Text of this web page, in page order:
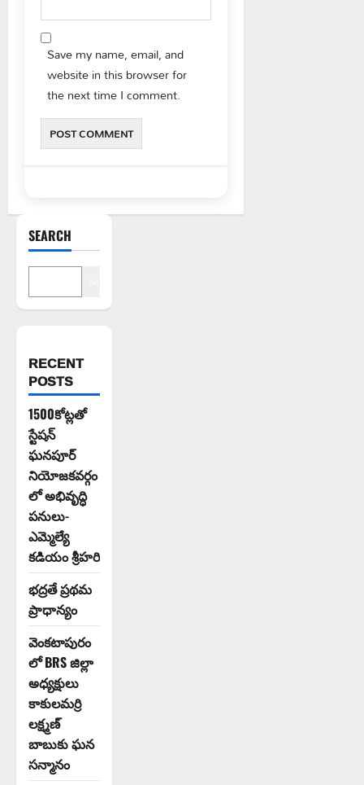
Save my name, email, and
website in this browser for
the next time I comment.
SEARCH
RECENT
POSTS
1500కోట్లతో
స్టేషన్
ఘనపూర్
నియోజకవర్గం
లో అభివృద్ధి
పనులు-
ఎమ్మెల్యే
కడియం శ్రీహరి
భద్రతే ప్రథమ
ప్రాధాన్యం
వెంకటాపురం
లో BRS జిల్లా
అధ్యక్షులు
కాకులమర్రి
లక్ష్మణ్
బాబుకు ఘన
సన్మానం